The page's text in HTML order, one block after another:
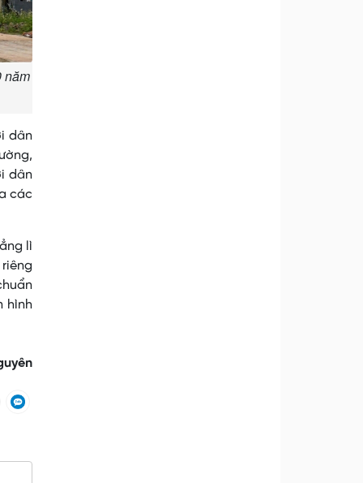
năm
dân
dân
các
lì
hình